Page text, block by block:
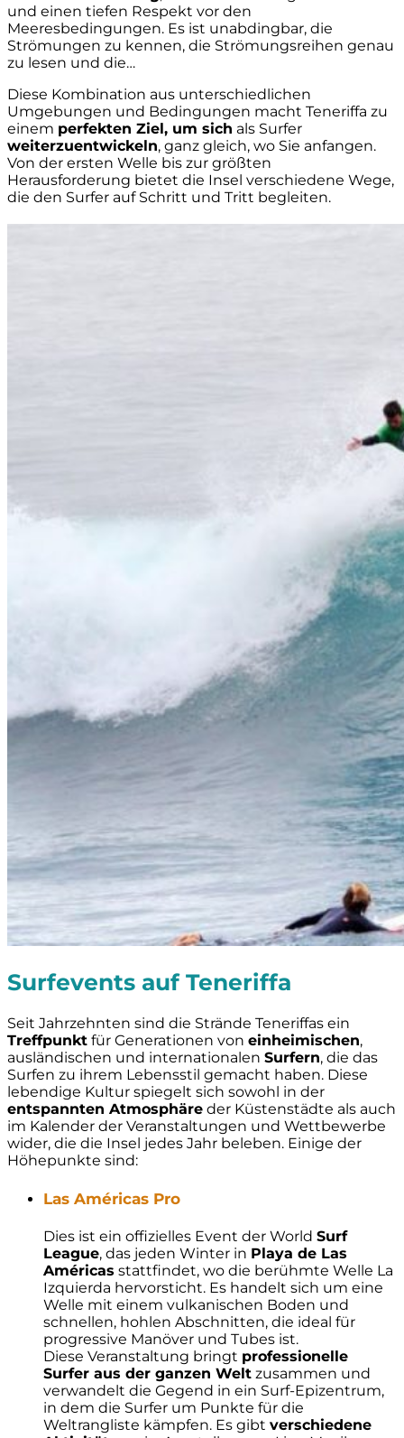
und einen tiefen Respekt vor den
Meeresbedingungen. Es ist unabdingbar, die
Strömungen zu kennen, die Strömungsreihen genau
zu lesen und die…
Diese Kombination aus unterschiedlichen
Umgebungen und Bedingungen macht Teneriffa zu
einem perfekten Ziel, um sich als Surfer
weiterzuentwickeln, ganz gleich, wo Sie anfangen.
Von der ersten Welle bis zur größten
Herausforderung bietet die Insel verschiedene Wege,
die den Surfer auf Schritt und Tritt begleiten.
Surfevents auf Teneriffa
Seit Jahrzehnten sind die Strände Teneriffas ein
Treffpunkt für Generationen von einheimischen,
ausländischen und internationalen Surfern, die das
Surfen zu ihrem Lebensstil gemacht haben. Diese
lebendige Kultur spiegelt sich sowohl in der
entspannten Atmosphäre der Küstenstädte als auch
im Kalender der Veranstaltungen und Wettbewerbe
wider, die die Insel jedes Jahr beleben. Einige der
Höhepunkte sind:
Las Américas Pro
Dies ist ein offizielles Event der World Surf
League, das jeden Winter in Playa de Las
Américas stattfindet, wo die berühmte Welle La
Izquierda hervorsticht. Es handelt sich um eine
Welle mit einem vulkanischen Boden und
schnellen, hohlen Abschnitten, die ideal für
progressive Manöver und Tubes ist.
Diese Veranstaltung bringt professionelle
Surfer aus der ganzen Welt zusammen und
verwandelt die Gegend in ein Surf-Epizentrum,
in dem die Surfer um Punkte für die
Weltrangliste kämpfen. Es gibt verschiedene